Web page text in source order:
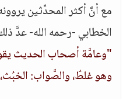
مع أنَّ أكثر المحدِّثين
الخطابي -رحمه الله- عدَّ
"وعامَّة أصحاب الحديث
وهو غلطٌ، والصَّواب: